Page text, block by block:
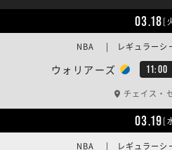
03.18[
ウォリアーズ 11:00
NBA | レギュラーシ
チェイス・
03.19[
NBA | レギュラーシ